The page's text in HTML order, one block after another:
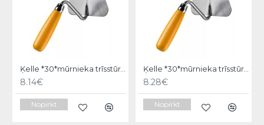
Ķelle *30*mūrnieka trīsstūra 18cm, Hardy
8.14€
Nopirkt
Ķelle *30*mūrnieka trīsstūra 20cm, Hardy
8.28€
Nopirkt